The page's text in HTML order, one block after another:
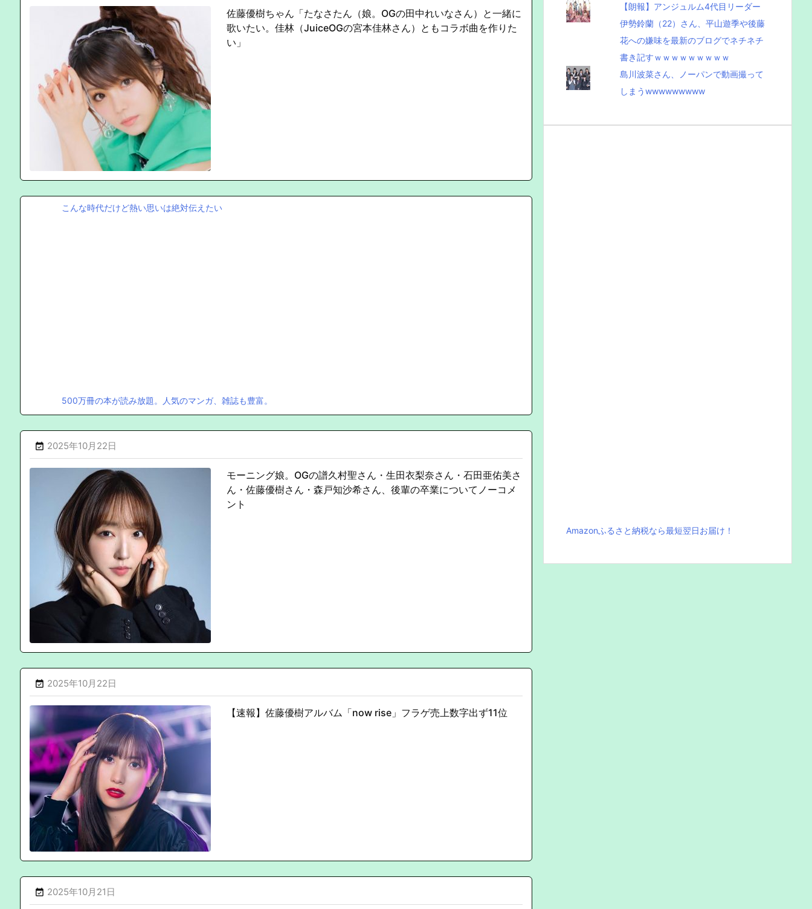
佐藤優樹ちゃん「たなさたん（娘。OGの田中れいなさん）と一緒に
歌いたい。佳林（JuiceOGの宮本佳林さん）ともコラボ曲を作りた
い」
こんな時代だけど熱い思いは絶対伝えたい
500万冊の本が読み放題。人気のマンガ、雑誌も豊富。
 2025年10月22日
モーニング娘。OGの譜久村聖さん・生田衣梨奈さん・石田亜佑美さ
ん・佐藤優樹さん・森戸知沙希さん、後輩の卒業についてノーコメ
ント
 2025年10月22日
【速報】佐藤優樹アルバム「now rise」フラゲ売上数字出ず11位
 2025年10月21日
【朗報】アンジュルム4代目リーダー
伊勢鈴蘭（22）さん、平山遊季や後藤
花への嫌味を最新のブログでネチネチ
書き記すｗｗｗｗｗｗｗｗｗ
島川波菜さん、ノーパンで動画撮って
しまうwwwwwwwww
Amazonふるさと納税なら最短翌日お届け！